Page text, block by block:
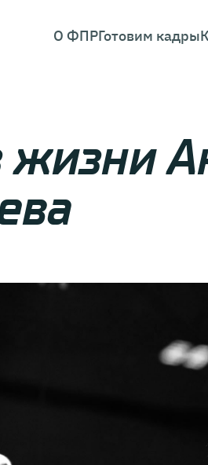
О ФПРГотовим кадры